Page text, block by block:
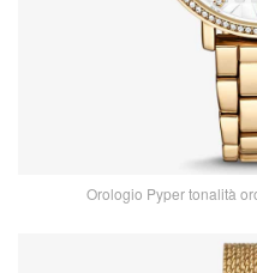
Orologio Pyper tonalità